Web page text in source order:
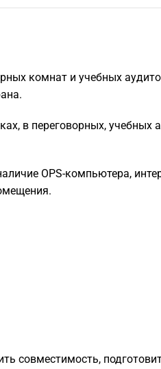
комнат и учебных
в переговорных, учебных
OPS-компьютера,
совместимость,